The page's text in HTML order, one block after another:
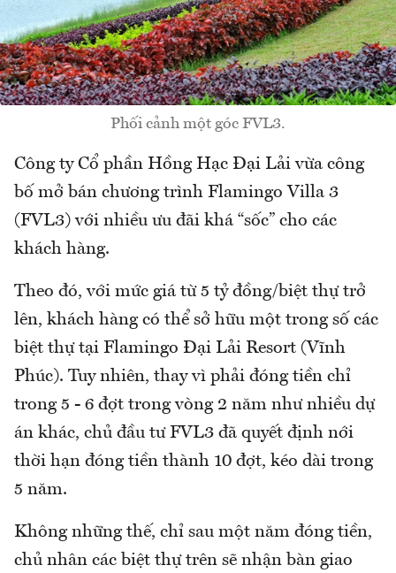
Phối cảnh một góc FVL3.
Công ty Cổ phần Hồng Hạc Đại Lải vừa công
bố mở bán chương trình Flamingo Villa 3
(FVL3) với nhiều ưu đãi khá “sốc” cho các
khách hàng.
Theo đó, với mức giá từ 5 tỷ đồng/biệt thự trở
lên, khách hàng có thể sở hữu một trong số các
biệt thự tại Flamingo Đại Lải Resort (Vĩnh
Phúc). Tuy nhiên, thay vì phải đóng tiền chỉ
trong 5 - 6 đợt trong vòng 2 năm như nhiều dự
án khác, chủ đầu tư FVL3 đã quyết định nới
thời hạn đóng tiền thành 10 đợt, kéo dài trong
5 năm.
Không những thế, chỉ sau một năm đóng tiền,
chủ nhân các biệt thự trên sẽ nhận bàn giao